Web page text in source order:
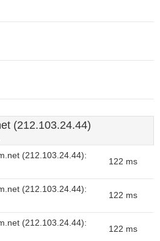
(212.103.24.44)
(212.103.24.44):
122 ms
(212.103.24.44):
122 ms
(212.103.24.44):
122 ms